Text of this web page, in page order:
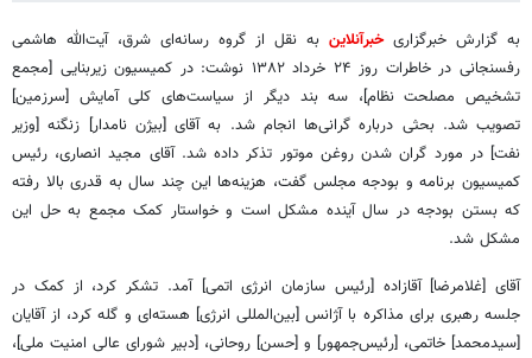
به گزارش خبرگزاریخبرآنلاین به نقل از گروه رسانه‌ای شرق، آیت‌الله هاشمی
رفسنجانی در خاطرات روز ۲۴ خرداد ۱۳۸۲ نوشت: در کمیسیون زیربنایی [مجمع
تشخیص مصلحت نظام]، سه بند دیگر از سیاست‌های کلی آمایش [سرزمین]
تصویب شد. بحثی درباره گرانی‌ها انجام شد. به آقای [بیژن نامدار] زنگنه [وزیر
نفت] در مورد گران ‌شدن روغن موتور تذکر داده شد. آقای مجید انصاری، رئیس
کمیسیون برنامه و بودجه مجلس‌ گفت، هزینه‌ها این چند سال به قدری بالا رفته
که بستن بودجه در سال آینده مشکل است و خواستار کمک مجمع به حل این
مشکل شد.
آقای [غلامرضا] آقازاده [رئیس سازمان انرژی اتمی] آمد. تشکر کرد، از کمک در
جلسه رهبری برای مذاکره با آژانس [بین‌المللی انرژی] هسته‌ای و گله‌ کرد، از آقایان
[سیدمحمد] خاتمی، [رئیس‌جمهور] و [حسن] روحانی، [دبیر شورای عالی امنیت ملی]،